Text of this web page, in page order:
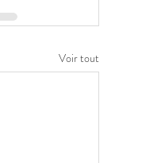
Voir tout